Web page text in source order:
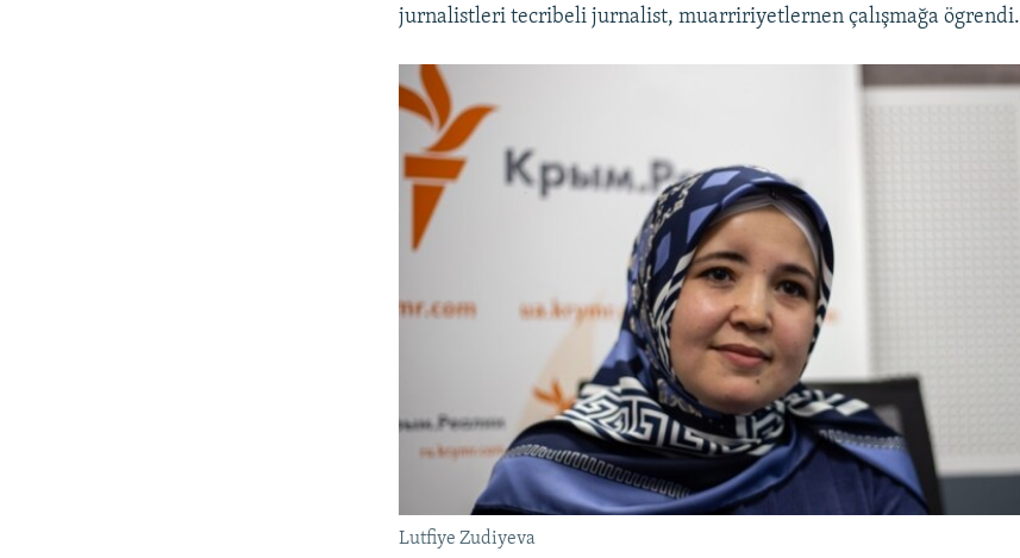
jurnalistleri tecribeli jurnalist, muarririyetlernen çalışmağa ögrendi.
Lutfiye Zudiyeva